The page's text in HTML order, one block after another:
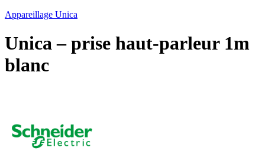
Appareillage Unica
Unica – prise haut-parleur 1m
blanc